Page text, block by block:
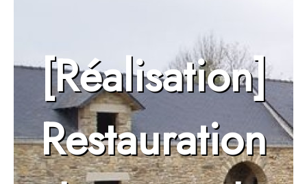
[Réalisation]
Restauration